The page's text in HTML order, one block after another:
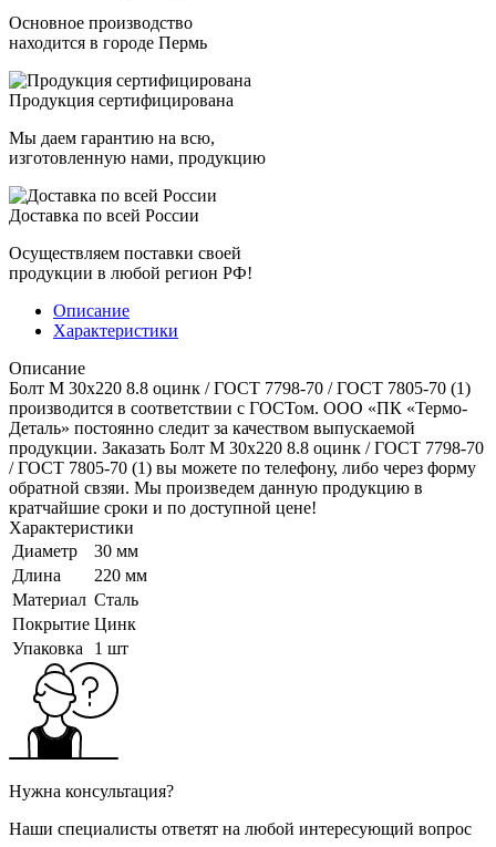
Основное производство
находится в городе Пермь
Продукция сертифицирована
Мы даем гарантию на всю,
изготовленную нами, продукцию
Доставка по всей России
Осуществляем поставки своей
продукции в любой регион РФ!
Описание
Характеристики
Описание
Болт M 30x220 8.8 оцинк / ГОСТ 7798-70 / ГОСТ 7805-70 (1)
производится в соответствии с ГОСТом. ООО «ПК «Термо-
Деталь» постоянно следит за качеством выпускаемой
продукции. Заказать Болт M 30x220 8.8 оцинк / ГОСТ 7798-70
/ ГОСТ 7805-70 (1) вы можете по телефону, либо через форму
обратной свзяи. Мы произведем данную продукцию в
кратчайшие сроки и по доступной цене!
Характеристики
Диаметр
30 мм
Длина
220 мм
Материал Сталь
Покрытие Цинк
Упаковка
1 шт
Нужна консультация?
Наши специалисты ответят на любой интересующий вопрос